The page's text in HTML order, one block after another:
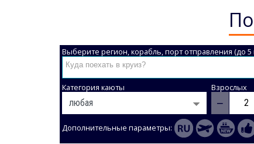
Выберите регион, корабль, порт отправления (до 5
Категория каюты Взрослых
−
Дополнительные параметры: